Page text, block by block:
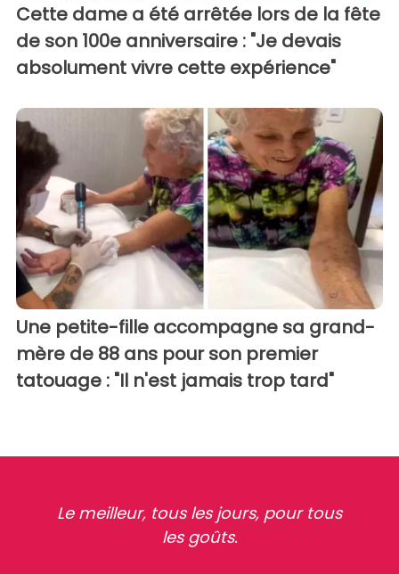
Cette dame a été arrêtée lors de la fête
de son 100e anniversaire : "Je devais
absolument vivre cette expérience"
Une petite-fille accompagne sa grand-
mère de 88 ans pour son premier
tatouage : "Il n'est jamais trop tard"
Le meilleur, tous les jours, pour tous
les goûts.